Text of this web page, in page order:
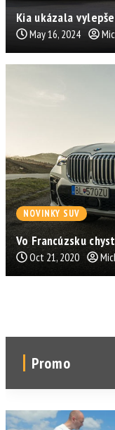
Kia ukázala
May 16, 2024
NOVINKY SUV
Vo Francúzsku
Oct 21, 2020
Promo